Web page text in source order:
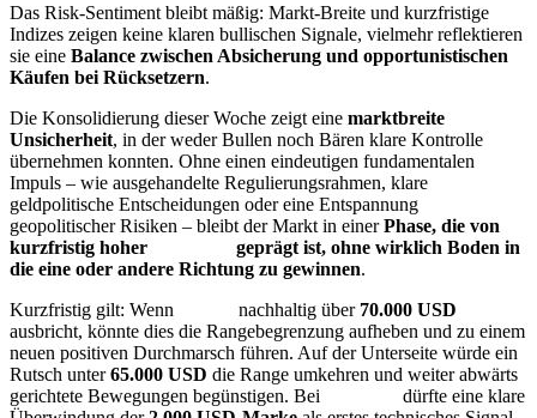
Das Risk-Sentiment bleibt mäßig: Markt-Breite und kurzfristige
Indizes zeigen keine klaren bullischen Signale, vielmehr reflektieren
sie eine Balance zwischen Absicherung und opportunistischen
Käufen bei Rücksetzern.
Die Konsolidierung dieser Woche zeigt eine marktbreite
Unsicherheit, in der weder Bullen noch Bären klare Kontrolle
übernehmen konnten. Ohne einen eindeutigen fundamentalen
Impuls – wie ausgehandelte Regulierungsrahmen, klare
geldpolitische Entscheidungen oder eine Entspannung
geopolitischer Risiken – bleibt der Markt in einerPhase, die von
kurzfristig hoher
geprägt ist, ohne wirklich Boden in
die eine oder andere Richtung zu gewinnen.
Kurzfristig gilt: Wenn
nachhaltig über 70.000 USD
ausbricht, könnte dies die Rangebegrenzung aufheben und zu einem
neuen positiven Durchmarsch führen. Auf der Unterseite würde ein
Rutsch unter65.000 USD die Range umkehren und weiter abwärts
gerichtete Bewegungen begünstigen. Bei
dürfte eine klare